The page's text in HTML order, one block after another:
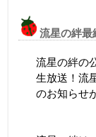
流星の絆最
流星の絆の
生放送！流
のお知らせ